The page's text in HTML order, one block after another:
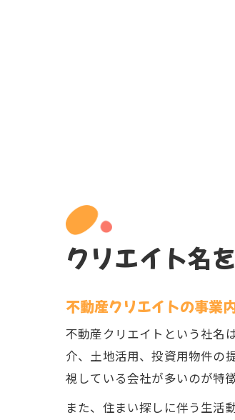
クリエイト名
不動産クリエイトの事業
不動産クリエイトという社名
介、土地活用、投資用物件の
視している会社が多いのが特徴
また、住まい探しに伴う生活